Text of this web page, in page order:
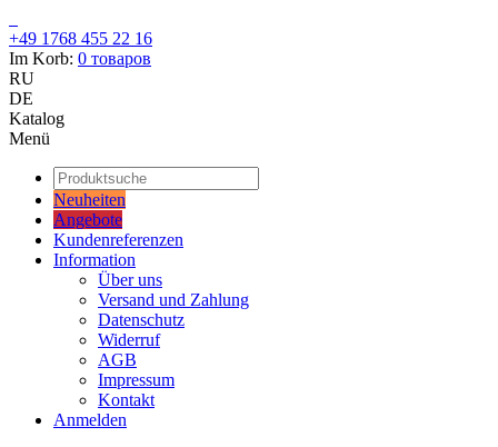
+49 1768 455 22 16
Im Korb: 0 товаров
RU
DE
Katalog
Menü
Neuheiten
Angebote
Kundenreferenzen
Information
Über uns
Versand und Zahlung
Datenschutz
Widerruf
AGB
Impressum
Kontakt
Anmelden